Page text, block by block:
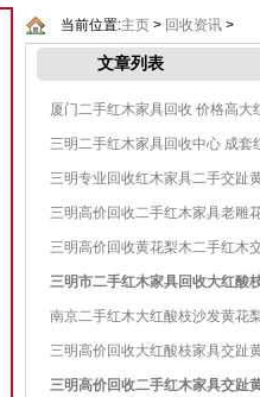
当前位置:主页 > 回收资讯 >
文章列表
厦门二手红木家具回收 价格高
三明二手红木家具回收中心 成
三明专业回收红木家具二手交趾
三明高价回收二手红木家具老雕
三明高价回收黄花梨木二手红木
三明市二手红木家具回收大红酸
南京二手红木大红酸枝沙发黄花
三明高价回收大红酸枝家具交趾
三明高价回收二手红木家具交趾